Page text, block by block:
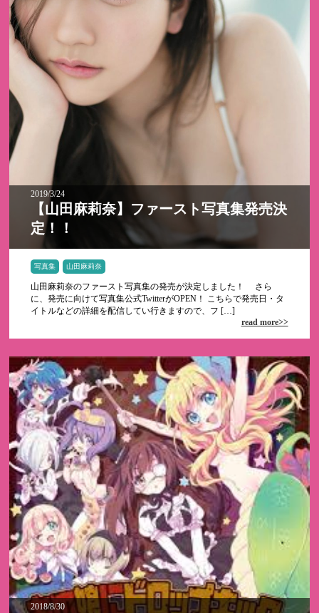
2019/3/24
【山田麻莉奈】ファースト写真集発売決
定！！
写真集 山田麻莉奈
山田麻莉奈のファースト写真集の発売が決定しました！ さら
に、発売に向けて写真集公式TwitterがOPEN！ こちらで発売日・タ
イトルなどの詳細を配信してい行きますので、フ […]
read more>>
2018/8/30